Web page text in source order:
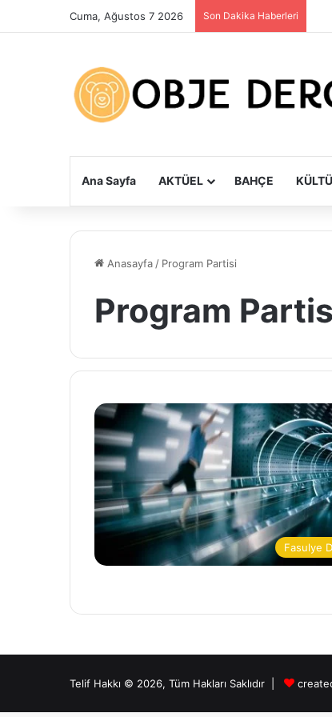
Cuma, Ağustos 7 2026 Son Dakika Haberleri
Ana Sayfa AKTÜEL BAHÇE
Anasayfa / Program Partisi
Program
Fasulye
Telif Hakkı © 2026, Tüm Hakları Saklıdır |